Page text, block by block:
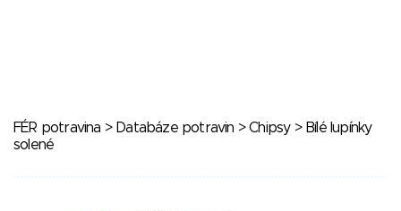
FÉR potravina > Databáze potravin >Chipsy> Bílé lupínky
solené